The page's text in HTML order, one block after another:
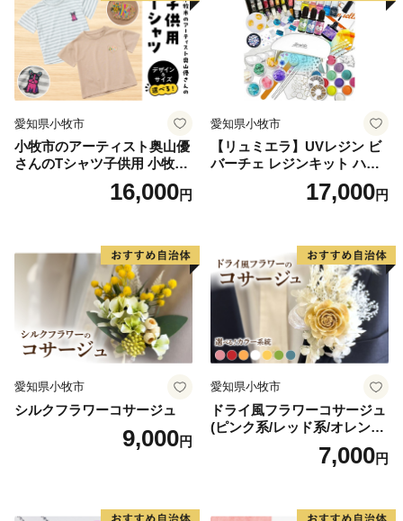
(寄附回数の制限はありません)
◆ ふるさと納税は「寄付」となりますので、寄付のお
申込み手続きが完了した後に、寄付者様のご都合で交換
や返品をすることは致しかねます。
◆ 寄附金額に応じてお選びいただける返礼品が異なり
ますので、ご注意ください。
◆ 返礼品の内容を変更させていただく場合があります
ので、予めご了承ください。
◆ 返礼品は、寄附金の納付が確認できた後、委託業者
か月ほどお時間をいただく場合があります。
◆ 寄附金受領証明書は返礼品とは別に送付します。
愛知県小牧市
小牧市のアーティスト奥山優
さんのTシャツ子供用 小牧市
16,000円
愛知県小牧市
【リュミエラ】UVレジン ビ
バーチェ レジンキット ハン
ドメイド レジンクラフト ア
クセサリーキット 手作り セ
17,000円
愛知県小牧市
シルクフラワーコサージュ
9,000円
愛知県小牧市
ドライ風フラワーコサージュ
(ピンク系/レッド系/オレンジ
系/ホワイト系/イエロー系/グ
リーン系/ブルー系）7,000円